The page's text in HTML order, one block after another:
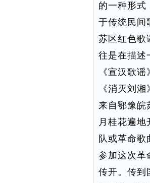
的一种形式
于传统民间
苏区红色歌
往是在描述
《宣汉歌
《消灭刘
来自鄂豫皖
月桂花遍
队或革命歌
参加这次革
传开。传到